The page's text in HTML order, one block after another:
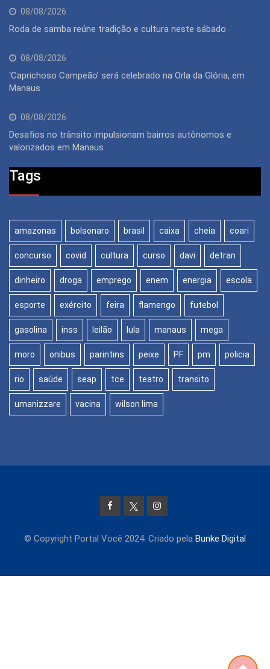
08/08/2026
Roda de samba reúne tradição e cultura neste sábado
08/08/2026
‘Caprichoso Campeão’ será celebrado na Orla da Glória, em
Manaus
08/08/2026
Desafios no trânsito impulsionam bairros autônomos e
valorizados em Manaus
Tags
amazonas bolsonaro brasil caixa cheia coari
concurso covid cultura curso davi detran
dinheiro droga emprego enem energia escola
esporte exército feira flamengo futebol
gasolina inss leilão lula manaus mega
moro onibus parintins peixe PF pm policia
rio saúde seap tce teatro transito
umanizzare vacina wilson lima
© Copyright Portal Você 2024. Criado pela Bunke Digital